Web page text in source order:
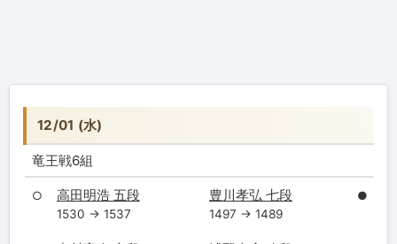
12/01 (水)
竜王戦6組
○ 高田明浩 五段
1530 → 1537
豊川孝弘 七段
1497 → 1489
●